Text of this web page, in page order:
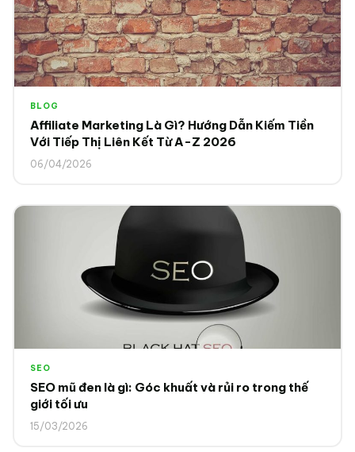
BLOG
Affiliate Marketing Là Gì? Hướng Dẫn Kiếm Tiền
Với Tiếp Thị Liên Kết Từ A-Z 2026
06/04/2026
SEO
SEO mũ đen là gì: Góc khuất và rủi ro trong thế
giới tối ưu
15/03/2026